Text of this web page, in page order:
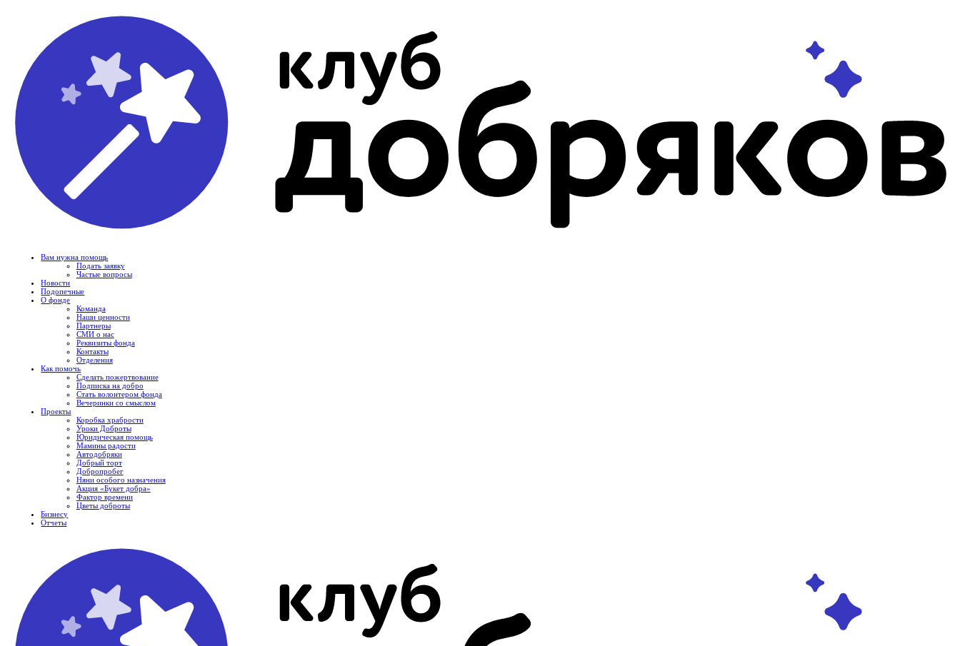
Вам нужна помощь
Подать заявку
Частые вопросы
Новости
Подопечные
О фонде
Команда
Наши ценности
Партнеры
СМИ о нас
Реквизиты фонда
Контакты
Отделения
Как помочь
Сделать пожертвование
Подписка на добро
Стать волонтером фонда
Вечеринки со смыслом
Проекты
Коробка храбрости
Уроки Доброты
Юридическая помощь
Мамины радости
Автодобряки
Добрый торт
Добропробег
Няни особого назначения
Акция «Букет добра»
Фактор времени
Цветы доброты
Бизнесу
Отчеты